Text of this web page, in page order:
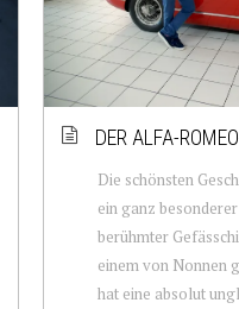
DER ALFA-
Die schönsten
ein ganz
berühmter
einem von Nonnen
hat ­eine absolut